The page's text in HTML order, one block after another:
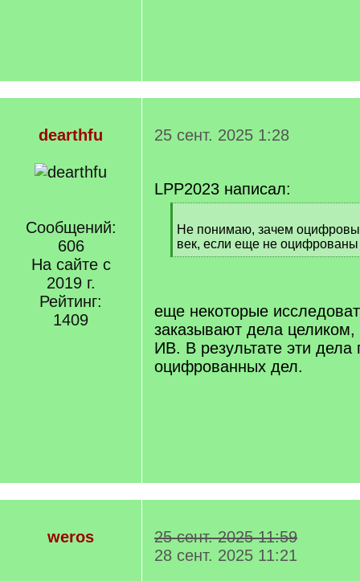
dearthfu
Сообщений:
606
На сайте с
2019 г.
Рейтинг:
1409
25 сент. 2025 1:28
LPP2023 написал:
q
]
Не понимаю, зачем
век, если еще не оцифрованы
[
еще некоторые
заказывают дела
ИВ. В результате эти дела
оцифрованных дел.
weros
25 сент. 2025 11:59
28 сент. 2025 11:21